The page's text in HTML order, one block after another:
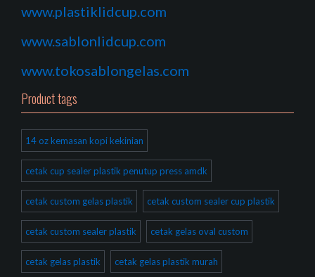
www.plastiklidcup.com
www.sablonlidcup.com
www.tokosablongelas.com
Product tags
14 oz kemasan kopi kekinian
cetak cup sealer plastik penutup press amdk
cetak custom gelas plastik cetak custom sealer cup plastik
cetak custom sealer plastik cetak gelas oval custom
cetak gelas plastik cetak gelas plastik murah